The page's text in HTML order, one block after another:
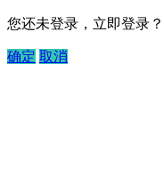
您还未登录，立即登录？
确定 取消